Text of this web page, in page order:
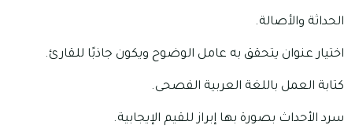
الحداثة والأصالة.
اختيار عنوان يتحقق به عامل الوضوح ويكون جاذبًا للقارئ.
كتابة العمل باللغة العربية الفصحى.
سرد الأحداث بصورة بها إبراز للقيم الإيجابية.